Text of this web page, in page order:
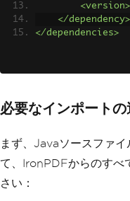
<version>
</dependency>
</dependencies>
必要なインポートの
まず、Javaソースファ
て、IronPDFからのすべ
さい：